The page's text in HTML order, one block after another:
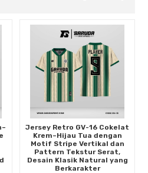
Jersey Retro GV-16 Cokelat
Krem–Hijau Tua dengan
Motif Stripe Vertikal dan
Pattern Tekstur Serat,
Desain Klasik Natural yang
Berkarakter